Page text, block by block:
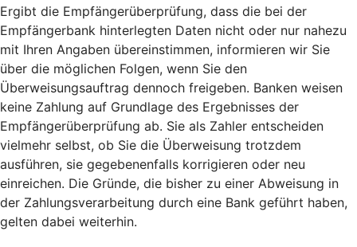
Ergibt die Empfängerüberprüfung, dass die bei der
Empfängerbank hinterlegten Daten nicht oder nur nahezu
mit Ihren Angaben übereinstimmen, informieren wir Sie
über die möglichen Folgen, wenn Sie den
Überweisungsauftrag dennoch freigeben. Banken weisen
keine Zahlung auf Grundlage des Ergebnisses der
Empfängerüberprüfung ab. Sie als Zahler entscheiden
vielmehr selbst, ob Sie die Überweisung trotzdem
ausführen, sie gegebenenfalls korrigieren oder neu
einreichen. Die Gründe, die bisher zu einer Abweisung in
der Zahlungsverarbeitung durch eine Bank geführt haben,
gelten dabei weiterhin.